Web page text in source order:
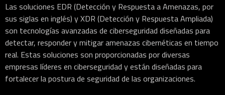
Las soluciones EDR (Detección y Respuesta a Amenazas, por
sus siglas en inglés) y XDR (Detección y Respuesta Ampliada)
son tecnologías avanzadas de ciberseguridad diseñadas para
detectar, responder y mitigar amenazas cibernéticas en tiempo
real. Estas soluciones son proporcionadas por diversas
empresas líderes en ciberseguridad y están diseñadas para
fortalecer la postura de seguridad de las organizaciones.